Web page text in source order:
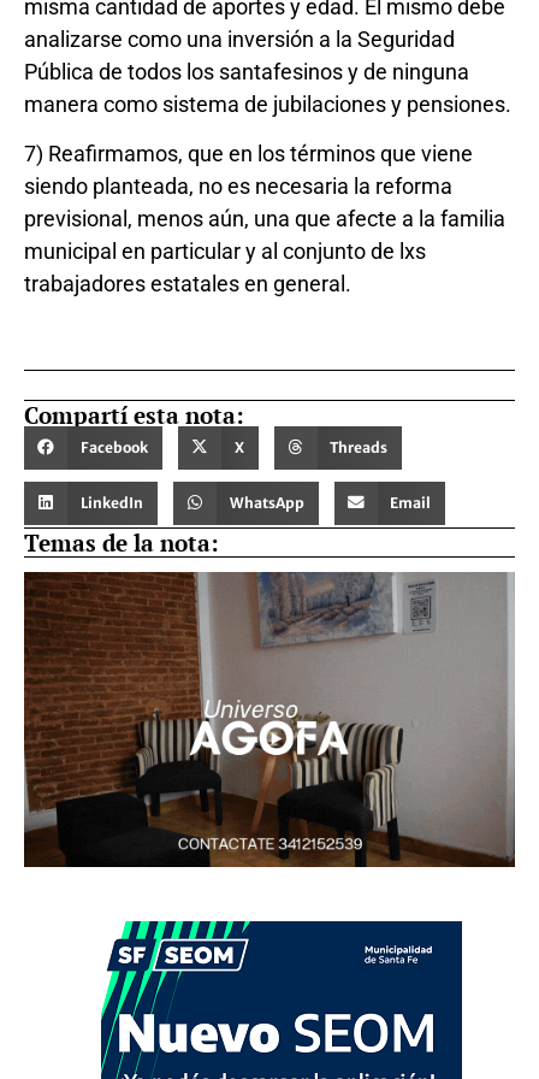
misma cantidad de aportes y edad. El mismo debe
analizarse como una inversión a la Seguridad
Pública de todos los santafesinos y de ninguna
manera como sistema de jubilaciones y pensiones.
7) Reafirmamos, que en los términos que viene
siendo planteada, no es necesaria la reforma
previsional, menos aún, una que afecte a la familia
municipal en particular y al conjunto de lxs
trabajadores estatales en general.
Compartí esta nota:
Facebook X Threads
LinkedIn WhatsApp Email
Temas de la nota: